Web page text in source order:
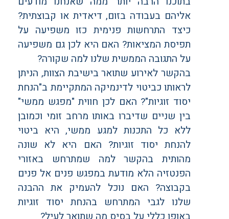
אליהם בעבודה בזום, דיאדית או קבוצתית?
כיצד התרחשות פנימית כזו משפיעה על
תפיסת המציאות? האם היא לכן גם משפיעה
על התגובה הממשית שלנו למה שקורה?
בהקשר לאירוע שתואר בישיבת הצוות, הניתן
לראותו כביטוי לדינמיקה המתקיימת ב"הנחת
יסוד זוגיות"? האם לכן חווית "מפגש ממשי"
בין שניים שדיברו באותו מרחב זומי וכמובן
ללא כל התכנות למגע ממשי, היא ביטוי
להנחת יסוד זוגיות? האם היא לא שונה
מהותית בהקשר למה שמתרחש באזורי
הפנטזיה הלא מודעת במפגש פנים אל פנים
בקבוצה? האם נוכל להעמיק את ההבנה
שלנו לגבי המתרחש בהנחת יסוד זוגיות